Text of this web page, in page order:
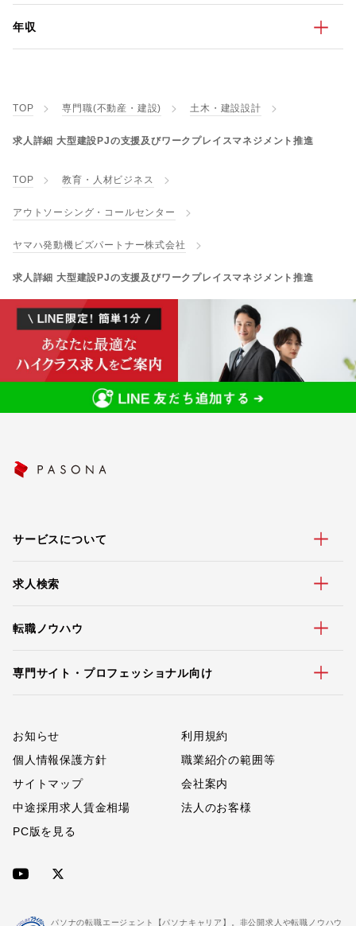
年収
TOP 専門職(不動産・建設) 土木・建設設計
求人詳細 大型建設PJの支援及びワークプレイスマネジメント推進
TOP 教育・人材ビジネス
アウトソーシング・コールセンター
ヤマハ発動機ビズパートナー株式会社
求人詳細 大型建設PJの支援及びワークプレイスマネジメント推進
サービスについて
求人検索
転職ノウハウ
専門サイト・プロフェッショナル向け
お知らせ
利用規約
個人情報保護方針
職業紹介の範囲等
サイトマップ
会社案内
中途採用求人賃金相場
法人のお客様
PC版を見る
パソナの転職エージェント【パソナキャリア】。非公開求人や転職ノウハウ